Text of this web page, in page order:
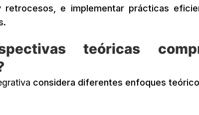
retrocesos, e implementar prácticas
teóricas
considera diferentes enfoques